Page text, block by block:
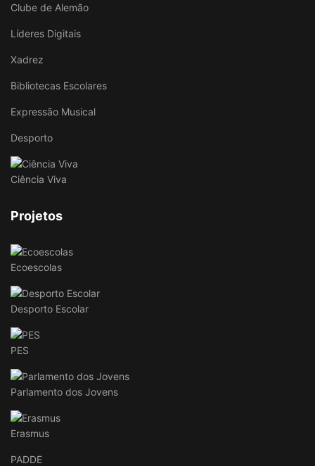
Clube de Alemão
Líderes Digitais
Xadrez
Bibliotecas Escolares
Expressão Musical
Desporto
Ciência Viva
Projetos
Ecoescolas
Desporto Escolar
PES
Parlamento dos Jovens
Erasmus
PADDE